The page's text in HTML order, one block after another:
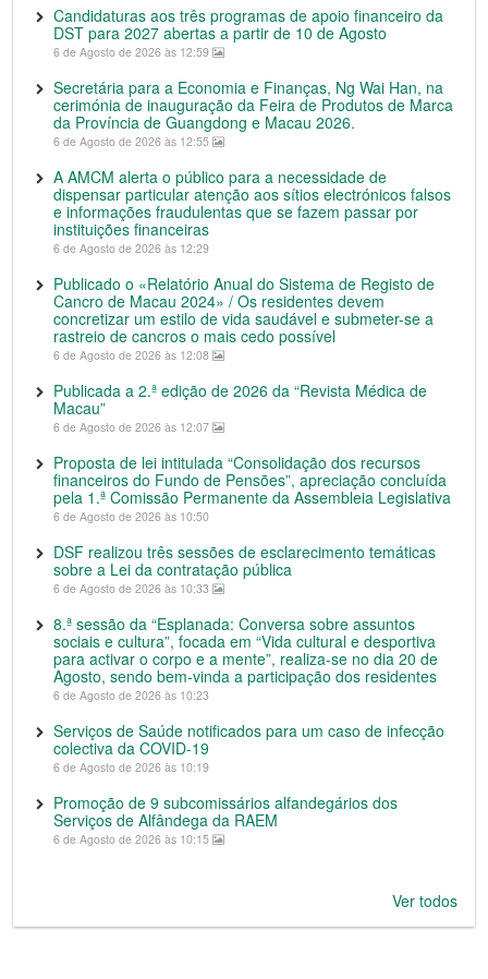
Candidaturas aos três programas de apoio financeiro da
DST para 2027 abertas a partir de 10 de Agosto
6 de Agosto de 2026 às 12:59
Secretária para a Economia e Finanças, Ng Wai Han, na
cerimónia de inauguração da Feira de Produtos de Marca
da Província de Guangdong e Macau 2026.
6 de Agosto de 2026 às 12:55
A AMCM alerta o público para a necessidade de
dispensar particular atenção aos sítios electrónicos falsos
e informações fraudulentas que se fazem passar por
instituições financeiras
6 de Agosto de 2026 às 12:29
Publicado o «Relatório Anual do Sistema de Registo de
Cancro de Macau 2024» / Os residentes devem
concretizar um estilo de vida saudável e submeter-se a
rastreio de cancros o mais cedo possível
6 de Agosto de 2026 às 12:08
Publicada a 2.ª edição de 2026 da “Revista Médica de
Macau”
6 de Agosto de 2026 às 12:07
Proposta de lei intitulada “Consolidação dos recursos
financeiros do Fundo de Pensões”, apreciação concluída
pela 1.ª Comissão Permanente da Assembleia Legislativa
6 de Agosto de 2026 às 10:50
DSF realizou três sessões de esclarecimento temáticas
sobre a Lei da contratação pública
6 de Agosto de 2026 às 10:33
8.ª sessão da “Esplanada: Conversa sobre assuntos
sociais e cultura”, focada em “Vida cultural e desportiva
para activar o corpo e a mente”, realiza-se no dia 20 de
Agosto, sendo bem-vinda a participação dos residentes
6 de Agosto de 2026 às 10:23
Serviços de Saúde notificados para um caso de infecção
colectiva da COVID-19
6 de Agosto de 2026 às 10:19
Promoção de 9 subcomissários alfandegários dos
Serviços de Alfândega da RAEM
6 de Agosto de 2026 às 10:15
Ver todos